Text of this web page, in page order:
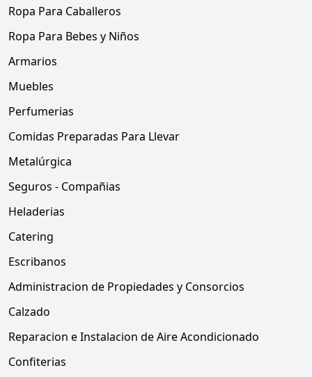
Ropa Para Caballeros
Ropa Para Bebes y Niños
Armarios
Muebles
Perfumerias
Comidas Preparadas Para Llevar
Metalúrgica
Seguros - Compañias
Heladerias
Catering
Escribanos
Administracion de Propiedades y Consorcios
Calzado
Reparacion e Instalacion de Aire Acondicionado
Confiterias